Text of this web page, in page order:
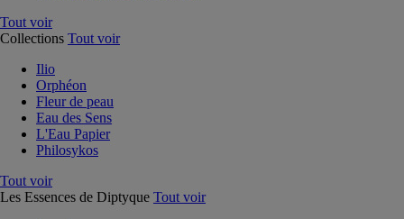
Tout voir
Collections Tout voir
Ilio
Orphéon
Fleur de peau
Eau des Sens
L'Eau Papier
Philosykos
Tout voir
Les Essences de Diptyque Tout voir